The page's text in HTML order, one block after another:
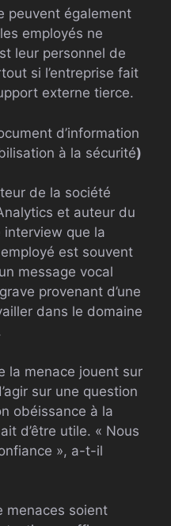
peuvent également
employés ne
leur personnel de
si l’entreprise fait
externe tierce.
d’information
à la sécurité)
de la société
et auteur du
interview que la
est souvent
message vocal
provenant d’une
dans le domaine
la menace jouent sur
sur une question
obéissance à la
d’être utile. « Nous
», a-t-il
menaces soient